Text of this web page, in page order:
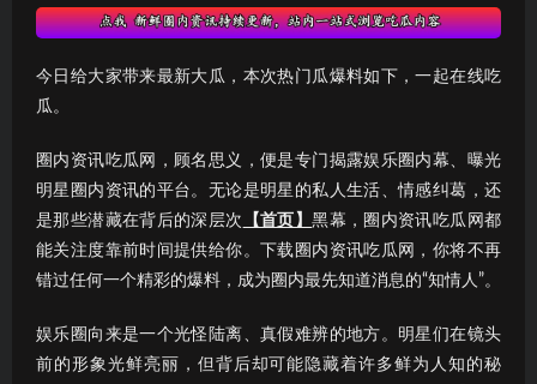
今日给大家带来最新大瓜，本次热门瓜爆料如下，一起在线吃
瓜。
圈内资讯吃瓜网，顾名思义，便是专门揭露娱乐圈内幕、曝光
明星圈内资讯的平台。无论是明星的私人生活、情感纠葛，还
是那些潜藏在背后的深层次
【首页】黑幕，圈内资讯吃瓜网都
能关注度靠前时间提供给你。下载圈内资讯吃瓜网，你将不再
错过任何一个精彩的爆料，成为圈内最先知道消息的“知情人”。
娱乐圈向来是一个光怪陆离、真假难辨的地方。明星们在镜头
前的形象光鲜亮丽，但背后却可能隐藏着许多鲜为人知的秘